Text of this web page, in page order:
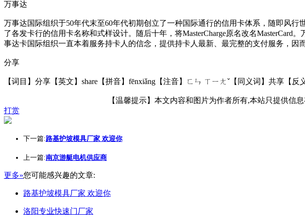
万事达
万事达国际组织于50年代末至60年代初期创立了一种国际通行的信用卡体系，随即风行
了各发卡行的信用卡名称和式样设计。随后十年，将MasterCharge原名改名
事达卡国际组织一直本着服务持卡人的信念，提供持卡人最新、最完整的支付服务，因
分享
【词目】分享【英文】share【拼音】fēnxiǎng【注音】ㄈㄣ ㄒㄧㄤˇ【同义词】共享【反
【温馨提示】本文内容和图片为作者所有,本站只提供信
打赏
下一篇:路基护坡模具厂家 欢迎你
上一篇:南京游艇电机供应商
更多»您可能感兴趣的文章:
路基护坡模具厂家 欢迎你
洛阳专业快速门厂家